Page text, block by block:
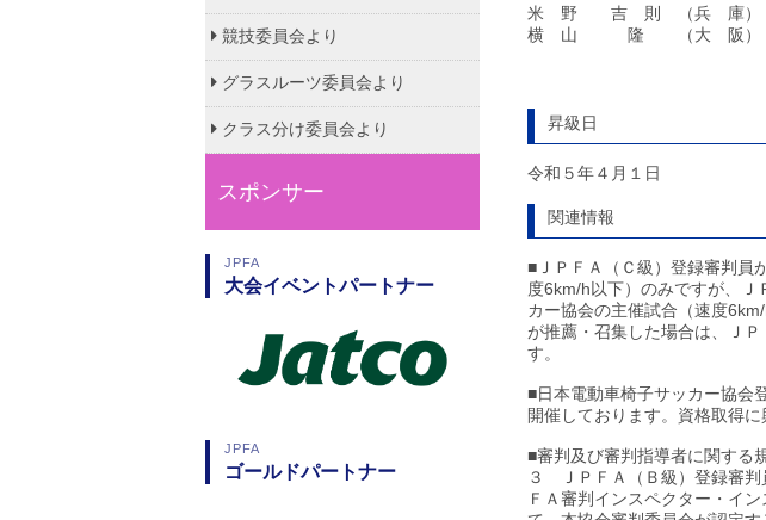
競技委員会より
グラスルーツ委員会より
クラス分け委員会より
スポンサー
JPFA
大会イベントパートナー
JPFA
ゴールドパートナー
米 野 吉 則 （兵 庫）
横 山 隆 （大 阪）
昇級日
令和５年４月１日
関連情報
■ＪＰＦＡ（Ｃ級）登録審判員
度6km/h以下）のみですが、Ｊ
カー協会の主催試合（速度
が推薦・召集した場合は、Ｊ
す。
■日本電動車椅子サッカー協会
開催しております。資格取得
■審判及び審判指導者に関する
３ ＪＰＦＡ（Ｂ級）登録審判
ＦＡ審判インスペクター・イ